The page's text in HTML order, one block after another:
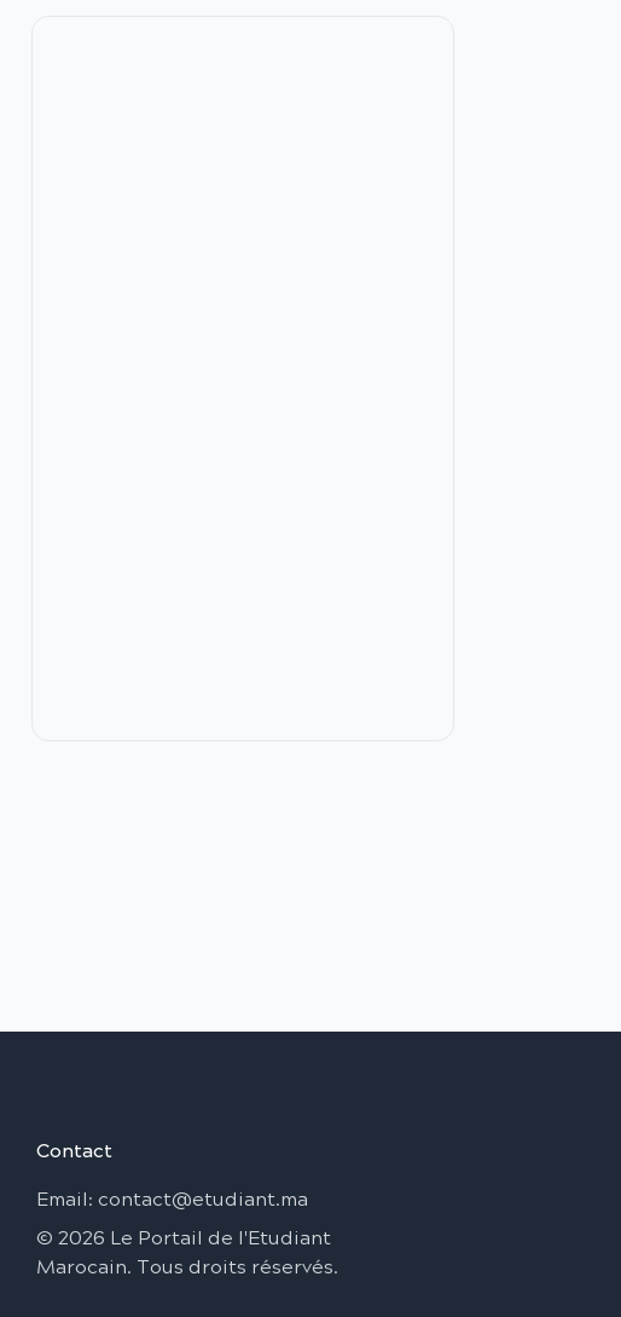
Contact
Email: contact@etudiant.ma
© 2026 Le Portail de l'Etudiant
Marocain. Tous droits réservés.